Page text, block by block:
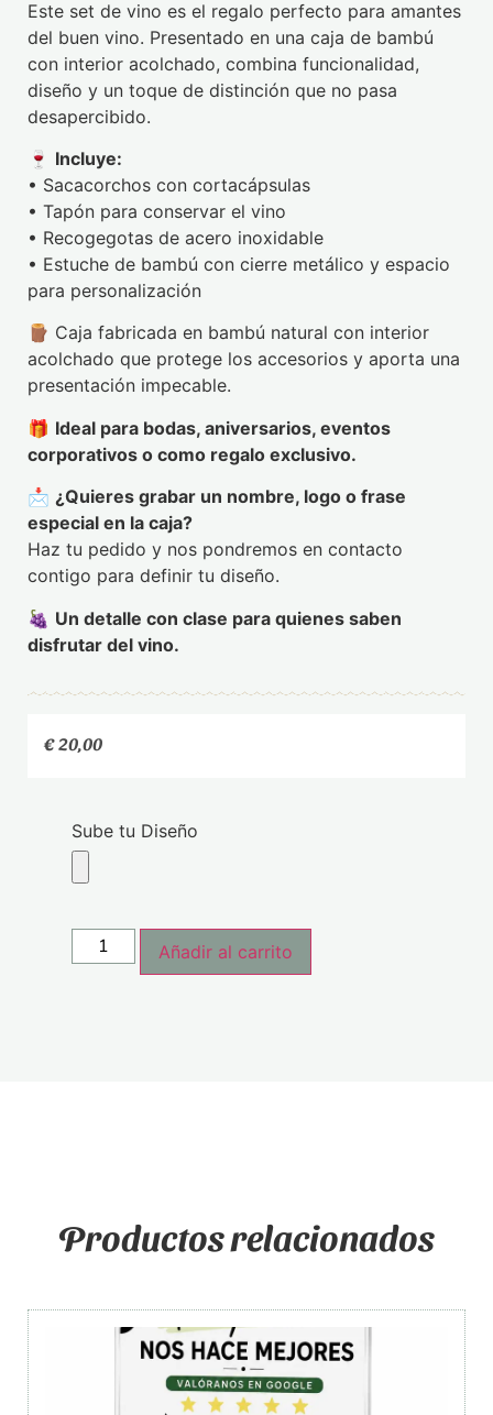
Este set de vino es el regalo perfecto para amantes
del buen vino. Presentado en una caja de bambú
con interior acolchado, combina funcionalidad,
diseño y un toque de distinción que no pasa
desapercibido.
🍷 Incluye:
• Sacacorchos con cortacápsulas
• Tapón para conservar el vino
• Recogegotas de acero inoxidable
• Estuche de bambú con cierre metálico y espacio
para personalización
🪵 Caja fabricada en bambú natural con interior
acolchado que protege los accesorios y aporta una
presentación impecable.
🎁 Ideal para bodas, aniversarios, eventos
corporativos o como regalo exclusivo.
📩 ¿Quieres grabar un nombre, logo o frase
especial en la caja?
Haz tu pedido y nos pondremos en contacto
contigo para definir tu diseño.
🍇 Un detalle con clase para quienes saben
disfrutar del vino.
€20,00
Sube tu Diseño
Añadir al carrito
Productos relacionados